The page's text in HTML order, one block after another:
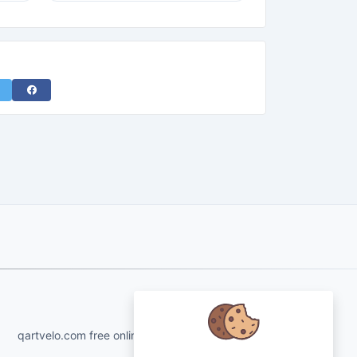
About Us
qartvelo.com free online tools and services made by